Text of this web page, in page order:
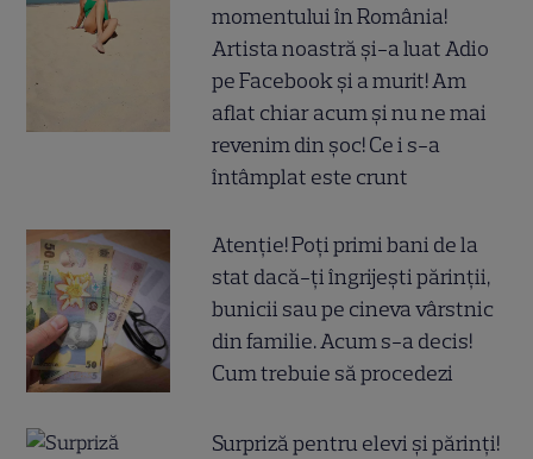
momentului în România!
Artista noastră și-a luat Adio
pe Facebook și a murit! Am
aflat chiar acum și nu ne mai
revenim din șoc! Ce i s-a
întâmplat este crunt
Atenție! Poți primi bani de la
stat dacă-ți îngrijești părinții,
bunicii sau pe cineva vârstnic
din familie. Acum s-a decis!
Cum trebuie să procedezi
Surpriză pentru elevi și părinți!